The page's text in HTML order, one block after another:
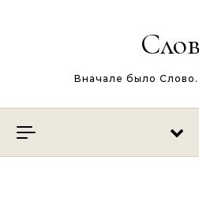
Вначале было